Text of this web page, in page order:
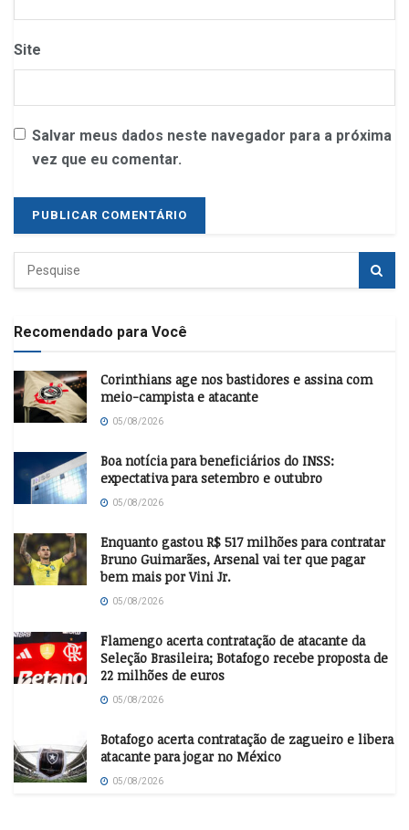
Site
Salvar meus dados neste navegador para a próxima
vez que eu comentar.
Recomendado para Você
Corinthians age nos bastidores e assina com
meio-campista e atacante
05/08/2026
Boa notícia para beneficiários do INSS:
expectativa para setembro e outubro
05/08/2026
Enquanto gastou R$ 517 milhões para contratar
Bruno Guimarães, Arsenal vai ter que pagar
bem mais por Vini Jr.
05/08/2026
Flamengo acerta contratação de atacante da
Seleção Brasileira; Botafogo recebe proposta de
22 milhões de euros
05/08/2026
Botafogo acerta contratação de zagueiro e libera
atacante para jogar no México
05/08/2026